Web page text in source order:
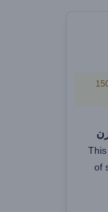
في الإمارات بأكثر من 150
of